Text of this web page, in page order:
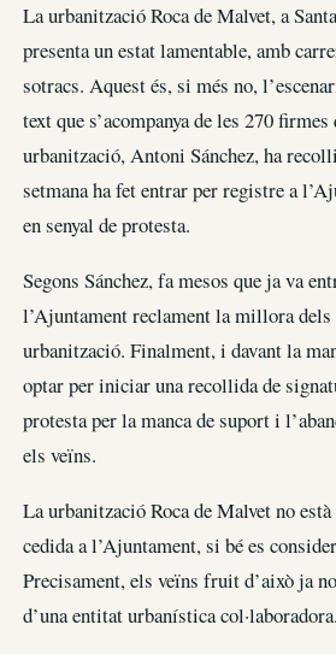
La urbanització Roca de Malvet, a
presenta un estat lamentable, amb
sotracs. Aquest és, si més no,
text que s’acompanya de les 270
urbanització, Antoni Sánchez, ha
setmana ha fet entrar per registre a
en senyal de protesta.
Segons Sánchez, fa mesos que ja va
l’Ajuntament reclament la millora dels
urbanització. Finalment, i davant la
optar per iniciar una recollida de
protesta per la manca de suport i
els veïns.
La urbanització Roca de Malvet no
cedida a l’Ajuntament, si bé es
Precisament, els veïns fruit d’això ja
d’una entitat urbanística col·laboradora.